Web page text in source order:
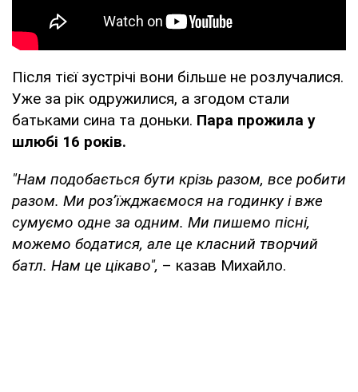
Після тієї зустрічі вони більше не розлучалися.
Уже за рік одружилися, а згодом стали
батьками сина та доньки. Пара прожила у
шлюбі 16 років.
"Нам подобається бути крізь разом, все робити
разом. Ми роз’їжджаємося на годинку і вже
сумуємо одне за одним. Ми пишемо пісні,
можемо бодатися, але це класний творчий
батл. Нам це цікаво", – казав Михайло.